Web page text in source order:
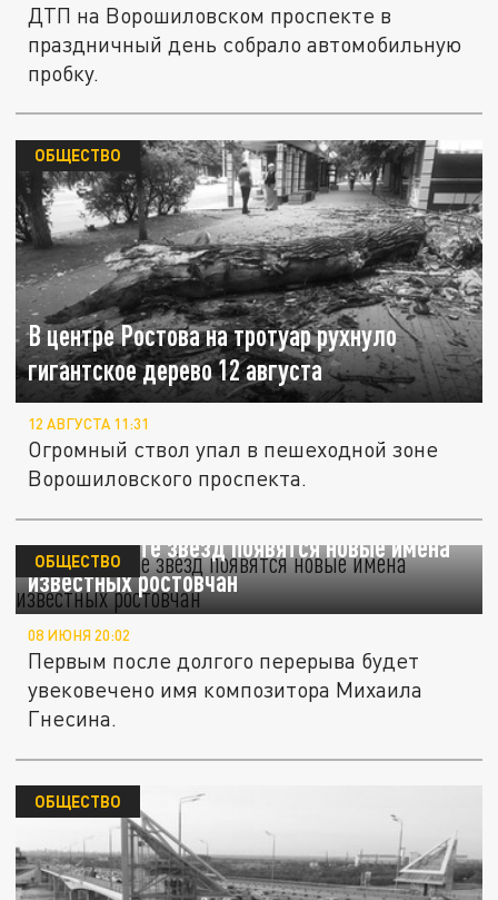
ДТП на Ворошиловском проспекте в
праздничный день собрало автомобильную
пробку.
В центре Ростова на тротуар рухнуло
гигантское дерево 12 августа
ОБЩЕСТВО
12 АВГУСТА 11:31
Огромный ствол упал в пешеходной зоне
Ворошиловского проспекта.
На Проспекте звёзд появятся новые имена
известных ростовчан
ОБЩЕСТВО
08 ИЮНЯ 20:02
Первым после долгого перерыва будет
увековечено имя композитора Михаила
Гнесина.
ОБЩЕСТВО